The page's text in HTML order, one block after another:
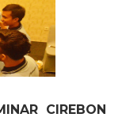
CIREBON